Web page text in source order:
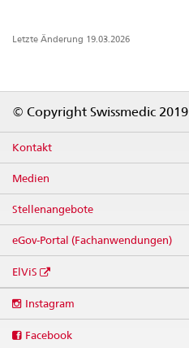
Letzte Änderung 19.03.2026
© Copyright Swissmedic 2019
Kontakt
Medien
Stellenangebote
eGov-Portal (Fachanwendungen)
ElViS
media
Instagram
Facebook